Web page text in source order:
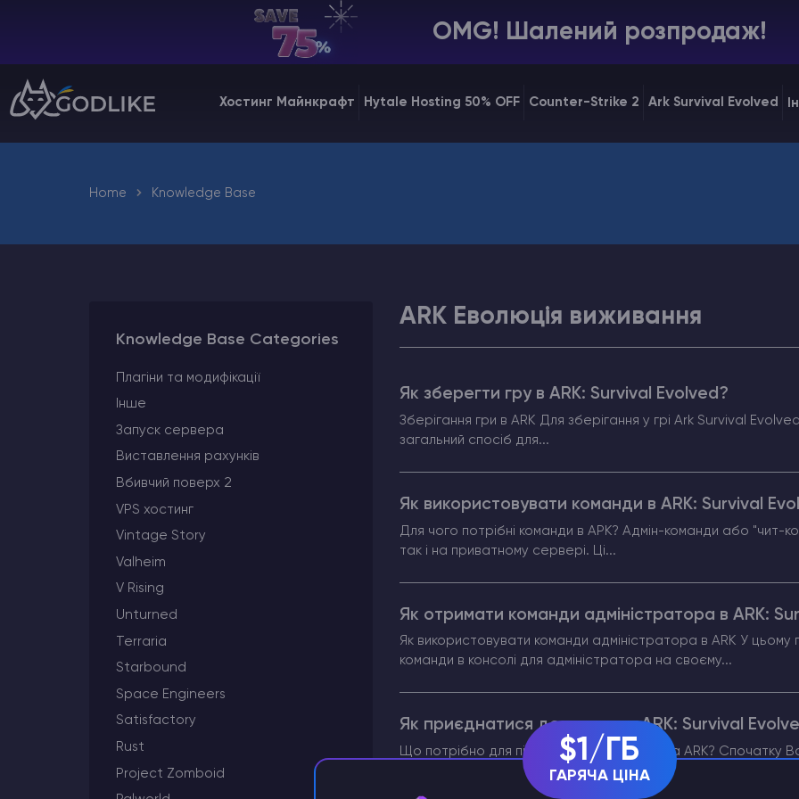
OMG! Шалений розпродаж!
Хостинг Майнкрафт Hytale Hosting 50% OFF Counter-Strike 2 Ark Survival Evolved
Billing Panel
Manage your servers & payments
Manage game server
Hytale Hosting 50% OFF
Counter-Strike 2
Home Knowledge Base
ARK Еволюція виживання
Як зберегти гру в ARK: Survival Evolved?
Зберігання гри в ARK Для зберігання у грі Ark Survival
загальний спосіб для...
Як використовувати команди в ARK: Survival
Для чого потрібні команди в АРК? Адмін-команди або "чит-
так і на приватному сервері. Ці...
Як отримати команди адміністратора в ARK:
Як використовувати команди адміністратора в ARK У цьому
команди в консолі для адміністратора на своєму...
Як приєднатися до сервера ARK: Survival
Що потрібно для підключення до сервера ARK? Спочатку
подобається. Ви можете це зробити...
Knowledge Base Categories
Плагіни та модифікації
Інше
Запуск сервера
Виставлення рахунків
Вбивчий поверх 2
VPS хостинг
Vintage Story
Valheim
V Rising
Unturned
Terraria
Starbound
Space Engineers
Satisfactory
Rust
Project Zomboid
$1/ГБ
ГАРЯЧА ЦІНА